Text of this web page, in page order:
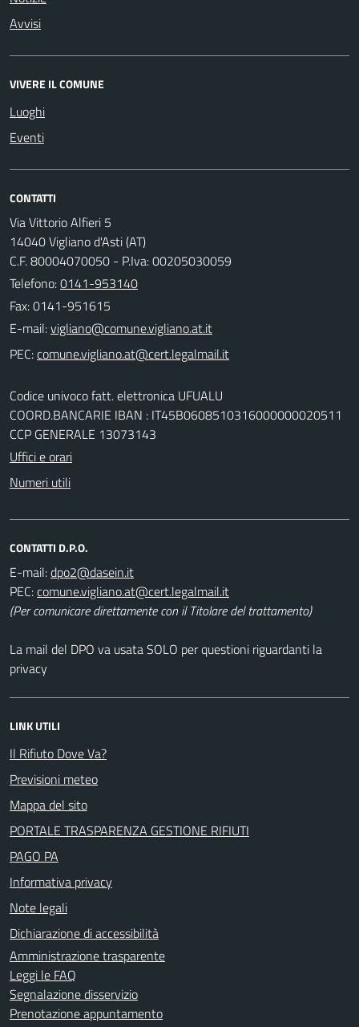
Avvisi
VIVERE IL COMUNE
Luoghi
Eventi
CONTATTI
Via Vittorio Alfieri 5
14040 Vigliano d'Asti (AT)
C.F. 80004070050 - P.Iva: 00205030059
Telefono:0141-953140
Fax: 0141-951615
E-mail:
PEC:
Codice univoco fatt. elettronica UFUALU
COORD.BANCARIE IBAN : IT45B0608510316000000020511
CCP GENERALE 13073143
Uffici e orari
Numeri utili
CONTATTI D.P.O.
E-mail:
PEC:
(Per comunicare direttamente con il Titolare del trattamento)
La mail del DPO va usata SOLO per questioni riguardanti la
privacy
LINK UTILI
Il Rifiuto Dove Va?
Previsioni meteo
Mappa del sito
PORTALE TRASPARENZA GESTIONE RIFIUTI
PAGO PA
Informativa privacy
Note legali
Dichiarazione di accessibilità
Amministrazione trasparente
Leggi le FAQ
Segnalazione disservizio
Prenotazione appuntamento